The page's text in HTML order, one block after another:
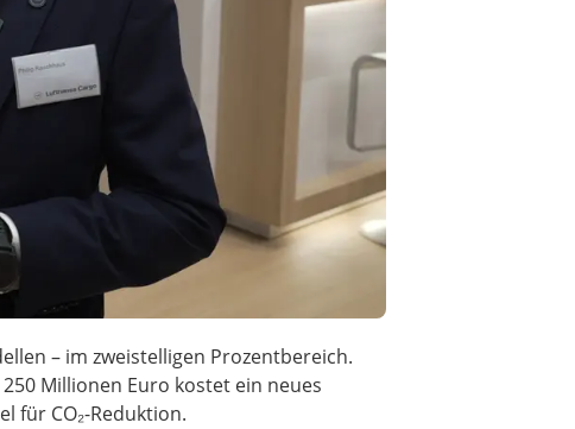
– im zweistelligen Prozentbereich.
Millionen Euro kostet ein neues
für CO₂-Reduktion.